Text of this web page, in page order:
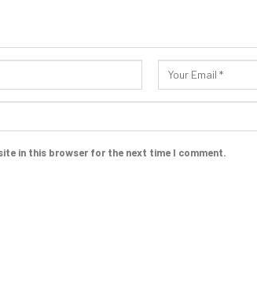
in this browser for the next time I comment.